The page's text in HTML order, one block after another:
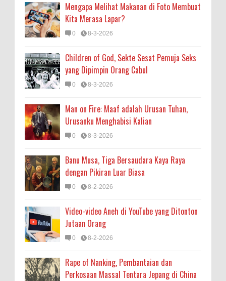
Mengapa Melihat Makanan di Foto Membuat
Kita Merasa Lapar?
0 8-3-2026
Children of God, Sekte Sesat Pemuja Seks
yang Dipimpin Orang Cabul
0 8-3-2026
Man on Fire: Maaf adalah Urusan Tuhan,
Urusanku Menghabisi Kalian
0 8-3-2026
Banu Musa, Tiga Bersaudara Kaya Raya
dengan Pikiran Luar Biasa
0 8-2-2026
Video-video Aneh di YouTube yang Ditonton
Jutaan Orang
0 8-2-2026
Rape of Nanking, Pembantaian dan
Perkosaan Massal Tentara Jepang di China